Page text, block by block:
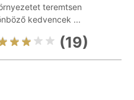
teremtsen
kedvencek ...
(19)